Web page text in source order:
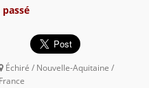
Échiré / Nouvelle-Aquitaine /
France